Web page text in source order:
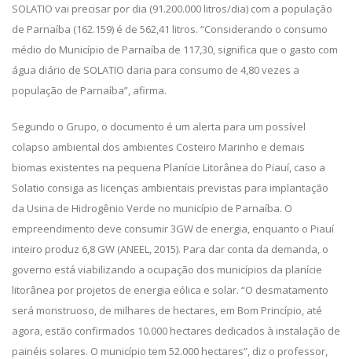
SOLATIO vai precisar por dia (91.200.000 litros/dia) com a população
de Parnaíba (162.159) é de 562,41 litros. “Considerando o consumo
médio do Município de Parnaíba de 117,30, significa que o gasto com
água diário de SOLATIO daria para consumo de 4,80 vezes a
população de Parnaíba”, afirma.
Segundo o Grupo, o documento é um alerta para um possível
colapso ambiental dos ambientes Costeiro Marinho e demais
biomas existentes na pequena Planície Litorânea do Piauí, caso a
Solatio consiga as licenças ambientais previstas para implantação
da Usina de Hidrogênio Verde no município de Parnaíba. O
empreendimento deve consumir 3GW de energia, enquanto o Piauí
inteiro produz 6,8 GW (ANEEL, 2015). Para dar conta da demanda, o
governo está viabilizando a ocupação dos municípios da planície
litorânea por projetos de energia eólica e solar. “O desmatamento
será monstruoso, de milhares de hectares, em Bom Princípio, até
agora, estão confirmados 10.000 hectares dedicados à instalação de
painéis solares. O município tem 52.000 hectares”, diz o professor,